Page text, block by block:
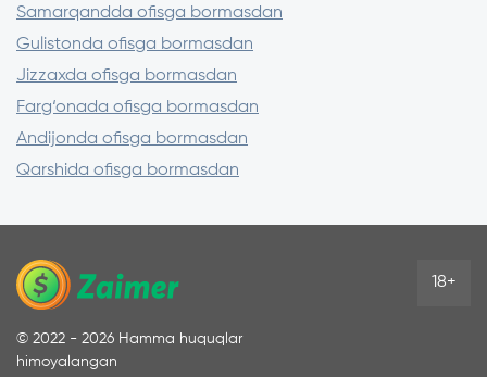
Samarqandda ofisga bormasdan
Gulistonda ofisga bormasdan
Jizzaxda ofisga bormasdan
Farg‘onada ofisga bormasdan
Andijonda ofisga bormasdan
Qarshida ofisga bormasdan
© 2022 - 2026 Hamma huquqlar
himoyalangan
18+